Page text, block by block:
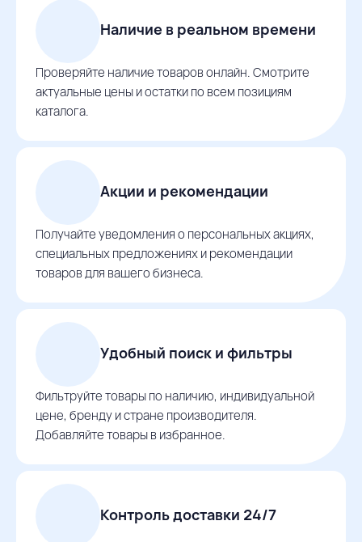
Наличие в реальном времени
Проверяйте наличие товаров онлайн. Смотрите
актуальные цены и остатки по всем позициям
каталога.
Акции и рекомендации
Получайте уведомления о персональных акциях,
специальных предложениях и рекомендации
товаров для вашего бизнеса.
Удобный поиск и фильтры
Фильтруйте товары по наличию, индивидуальной
цене, бренду и стране производителя.
Добавляйте товары в избранное.
Контроль доставки 24/7